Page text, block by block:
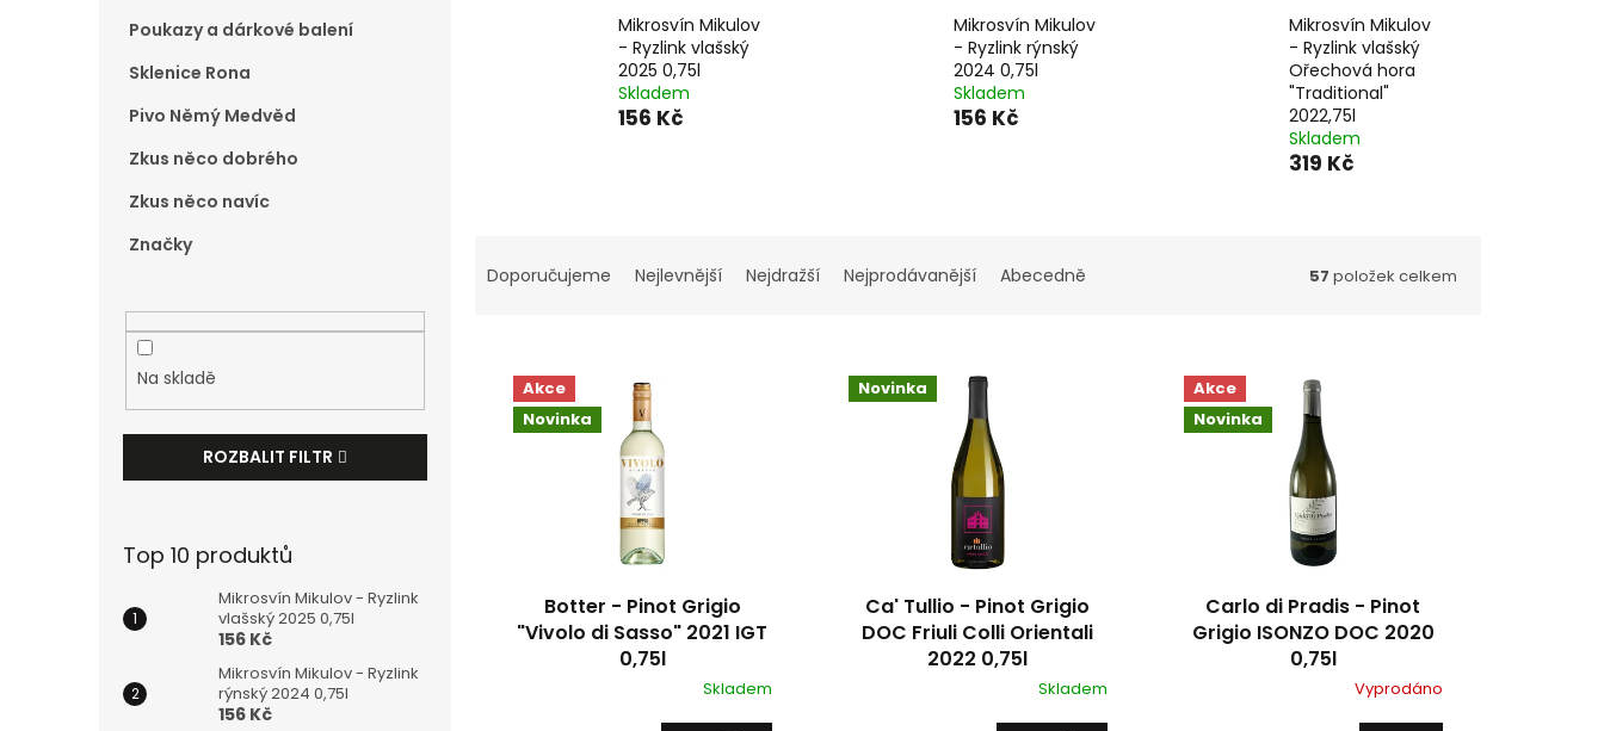
Poukazy a dárkové balení
Sklenice Rona
Pivo Němý Medvěd
Zkus něco dobrého
Zkus něco navíc
Značky
Na skladě
ROZBALIT FILTR
Top 10 produktů
Mikrosvín Mikulov - Ryzlink
vlašský 2025 0,75l
156 Kč
Mikrosvín Mikulov - Ryzlink
rýnský 2024 0,75l
156 Kč
Mikrosvín Mikulov
- Ryzlink vlašský
2025 0,75l
Skladem
156 Kč
Mikrosvín Mikulov
- Ryzlink rýnský
2024 0,75l
Skladem
156 Kč
Mikrosvín Mikulov
- Ryzlink vlašský
Ořechová hora
"Traditional"
2022,75l
Skladem
319 Kč
aDoporučujeme Nejlevnější Nejdražší Nejprodávanější Abecedně 57 položek celkem
Akce
Novinka
Botter - Pinot Grigio
"Vivolo di Sasso" 2021 IGT
0,75l
Skladem
Novinka
Ca' Tullio - Pinot Grigio
DOC Friuli Colli Orientali
2022 0,75l
Skladem
Akce
Novinka
Carlo di Pradis - Pinot
Grigio ISONZO DOC 2020
0,75l
Vyprodáno